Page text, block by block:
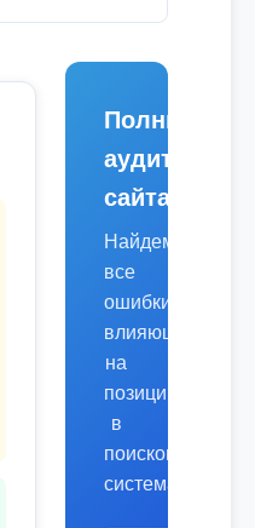
Полный
аудит
сайта
Найдем
все
ошибки,
влияющие
на
позиции
в
поисковых
системах.